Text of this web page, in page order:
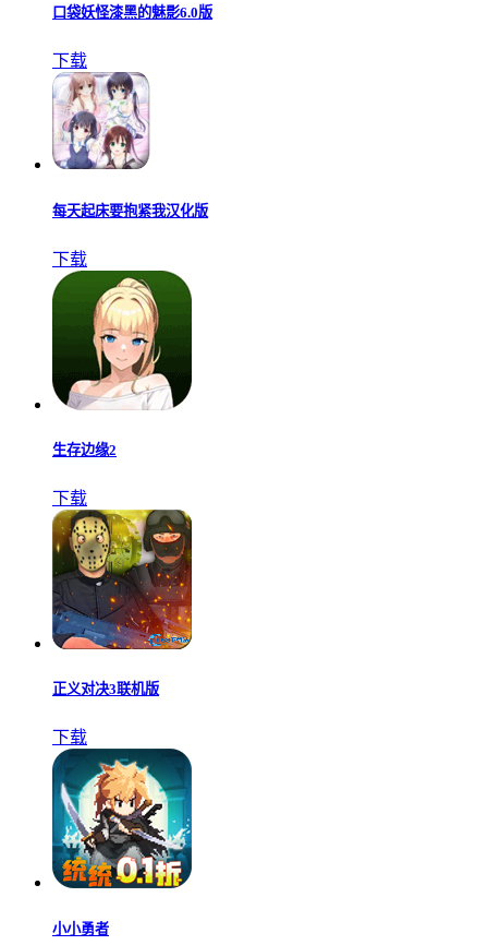
口袋妖怪漆黑的魅影6.0版
下载
每天起床要抱紧我汉化版
下载
生存边缘2
下载
正义对决3联机版
下载
小小勇者